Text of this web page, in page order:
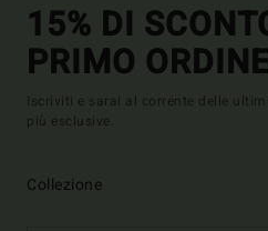
15% DI
PRIMO
Iscriviti e sarai al corrente delle
più esclusive.
Collezione